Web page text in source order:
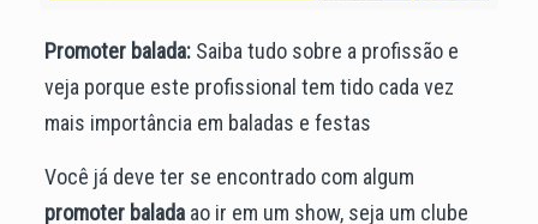
Promoter balada:Saiba tudo sobre a profissão e
veja porque este profissional tem tido cada vez
mais importância em baladas e festas
Você já deve ter se encontrado com algum
promoter balada ao ir em um show, seja um clube